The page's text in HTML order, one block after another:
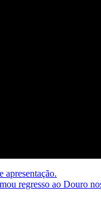
apresentação.
regresso ao Douro